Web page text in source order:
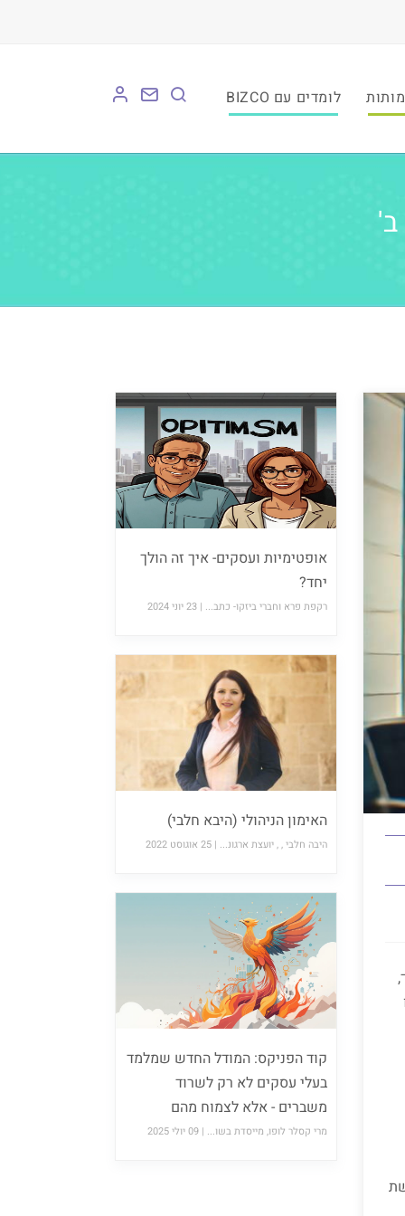
לומדים עם BIZCO
אופטימיות ועסקים- איך זה הולך
יחד?
רקפת פרא וחברי ביזקו- כתב... | 23 יוני 2024
האימון הניהולי (היבא חלבי)
היבה חלבי , , יועצת ארגונ... | 25 אוגוסט 2022
קוד הפניקס: המודל החדש שמלמד
בעלי עסקים לא רק לשרוד
משברים - אלא לצמוח מהם
מרי קסלר לופו, מייסדת בשו... | 09 יולי 2025